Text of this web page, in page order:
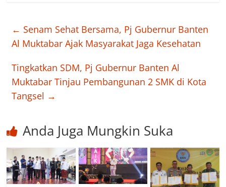
← Senam Sehat Bersama, Pj Gubernur Banten
Al Muktabar Ajak Masyarakat Jaga Kesehatan
Tingkatkan SDM, Pj Gubernur Banten Al
Muktabar Tinjau Pembangunan 2 SMK di Kota
Tangsel →
Anda Juga Mungkin Suka